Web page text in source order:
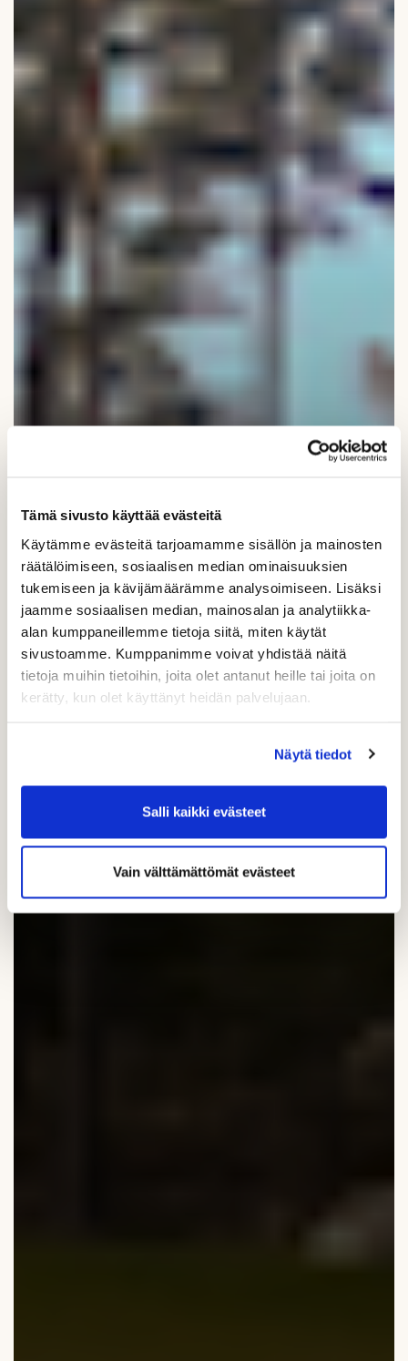
Tämä sivusto käyttää evästeitä
Käytämme evästeitä tarjoamamme sisällön ja mainosten
räätälöimiseen, sosiaalisen median ominaisuuksien
tukemiseen ja kävijämäärämme analysoimiseen. Lisäksi
jaamme sosiaalisen median, mainosalan ja analytiikka-
alan kumppaneillemme tietoja siitä, miten käytät
sivustoamme. Kumppanimme voivat yhdistää näitä
tietoja muihin tietoihin, joita olet antanut heille tai joita on
kerätty, kun olet käyttänyt heidän palvelujaan.
Näytä tiedot
Salli kaikki evästeet
Vain välttämättömät evästeet